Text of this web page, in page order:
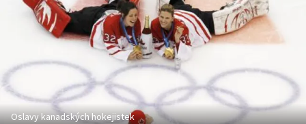
Cyklistika
DALŠÍ SPORTY
Americký fotbal
Baseball a softbal
NEPŘEHLÉDNĚTE
Soutěže
Oslavy kanadských hokejistek